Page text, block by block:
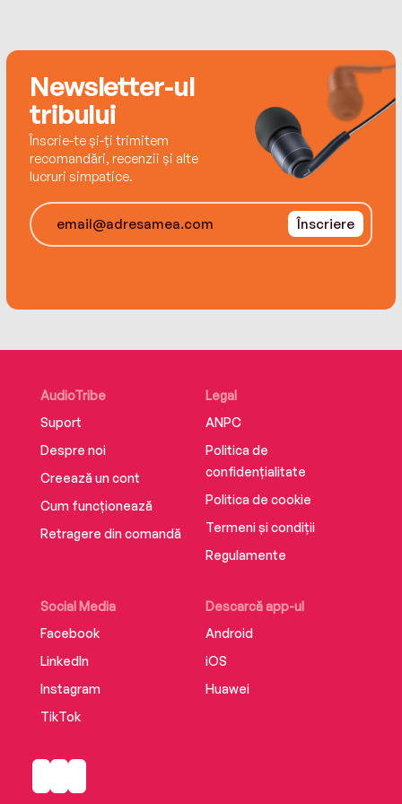
și This Is Happiness (2019), foarte apreciat de
Newsletter-ul
tribului
Înscrie-te și-ți trimitem
recomandări, recenzii și alte
lucruri simpatice.
Înscriere
AudioTribe
Suport
Despre noi
Creează un cont
Cum funcționează
Retragere din comandă
Social Media
Facebook
LinkedIn
Instagram
TikTok
Descarcă app-ul
Android
iOS
Huawei
Legal
ANPC
Politica de
confidențialitate
Politica de cookie
Termeni și condiții
Regulamente